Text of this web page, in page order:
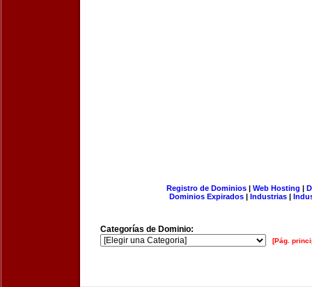
Registro de Dominios| Web Hosting |
Dominios Expirados | Industrias |
Categorías de Dominio:
[Pág.